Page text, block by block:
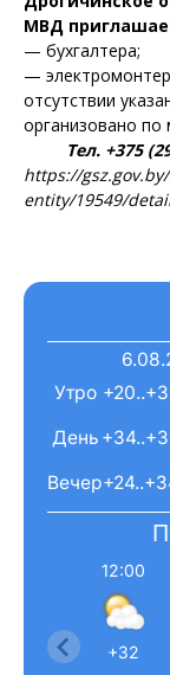
МВД
— бухгалтера;
—
отсутствии
организовано по
Тел. +375
https://
entity/19549/
Вечер
День
Утро
12:00
+32